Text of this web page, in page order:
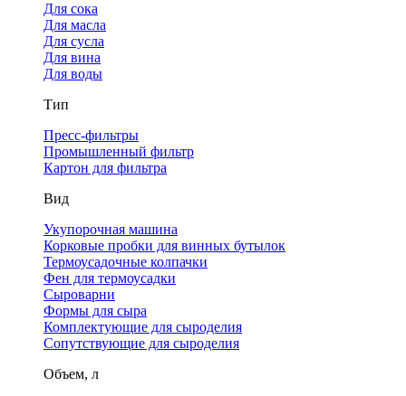
Для сока
Для масла
Для сусла
Для вина
Для воды
Тип
Пресс-фильтры
Промышленный фильтр
Картон для фильтра
Вид
Укупорочная машина
Корковые пробки для винных бутылок
Термоусадочные колпачки
Фен для термоусадки
Сыроварни
Формы для сыра
Комплектующие для сыроделия
Сопутствующие для сыроделия
Объем, л